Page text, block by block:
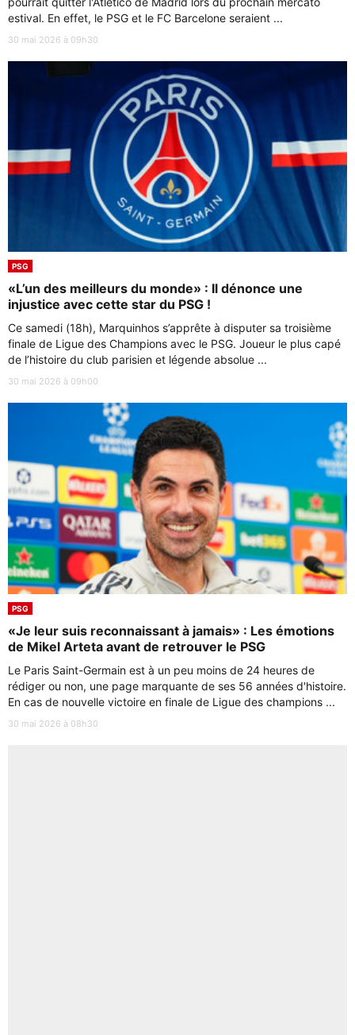
estival. En effet, le PSG et le FC Barcelone seraient ...
30 mai 2026 à 09h30
PSG
«L’un des meilleurs du monde» : Il dénonce une
injustice avec cette star du PSG !
Ce samedi (18h), Marquinhos s’apprête à disputer sa troisième
finale de Ligue des Champions avec le PSG. Joueur le plus capé
de l’histoire du club parisien et légende absolue ...
30 mai 2026 à 09h00
PSG
«Je leur suis reconnaissant à jamais» : Les émotions
de Mikel Arteta avant de retrouver le PSG
Le Paris Saint-Germain est à un peu moins de 24 heures de
rédiger ou non, une page marquante de ses 56 années d'histoire.
En cas de nouvelle victoire en finale de Ligue des champions ...
30 mai 2026 à 08h30